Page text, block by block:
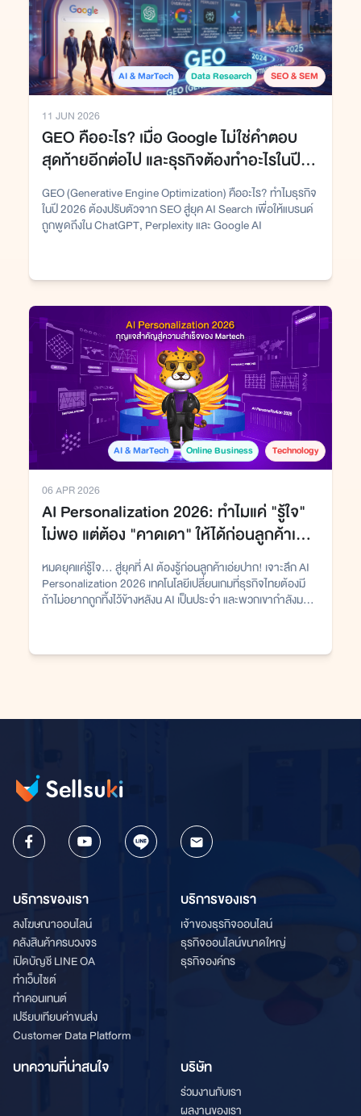
AI & MarTech Data Research SEO & SEM
11 JUN 2026
GEO คืออะไร? เมื่อ Google ไม่ใช่คำตอบ
สุดท้ายอีกต่อไป และธุรกิจต้องทำอะไรในปี
2026
GEO (Generative Engine Optimization) คืออะไร? ทำไมธุรกิจ
ในปี 2026 ต้องปรับตัวจาก SEO สู่ยุค AI Search เพื่อให้แบรนด์
ถูกพูดถึงใน ChatGPT, Perplexity และ Google AI
AI & MarTech Online Business Technology
06 APR 2026
AI Personalization 2026: ทำไมแค่ "รู้ใจ"
ไม่พอ แต่ต้อง "คาดเดา" ให้ได้ก่อนลูกค้าเอ่ย
ปาก
หมดยุคแค่รู้ใจ... สู่ยุคที่ AI ต้องรู้ก่อนลูกค้าเอ่ยปาก! เจาะลึก AI
Personalization 2026 เทคโนโลยีเปลี่ยนเกมที่ธุรกิจไทยต้องมี
ถ้าไม่อยากถูกทิ้งไว้ข้างหลังน AI เป็นประจำ และพวกเขากำลังมอง
บริการของเรา
ลงโฆษณาออนไลน์
คลังสินค้าครบวงจร
เปิดบัญชี LINE OA
ทำเว็บไซต์
ทำคอนเทนต์
เปรียบเทียบค่าขนส่ง
Customer Data Platform
บริการของเรา
เจ้าของธุรกิจออนไลน์
ธุรกิจออนไลน์ขนาดใหญ่
ธุรกิจองค์กร
บทความที่น่าสนใจ บริษัท
ร่วมงานกับเรา
ผลงานของเรา